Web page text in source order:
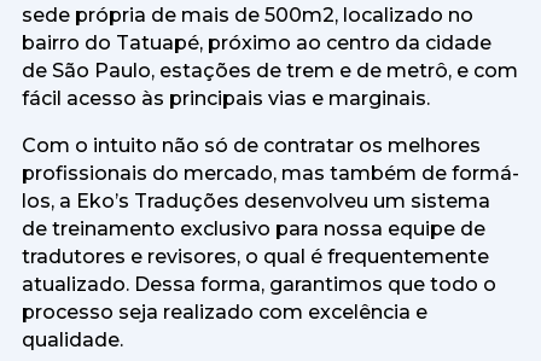
sede própria de mais de 500m2, localizado no
bairro do Tatuapé, próximo ao centro da cidade
de São Paulo, estações de trem e de metrô, e com
fácil acesso às principais vias e marginais.
Com o intuito não só de contratar os melhores
profissionais do mercado, mas também de formá-
los, a Eko’s Traduções desenvolveu um sistema
de treinamento exclusivo para nossa equipe de
tradutores e revisores, o qual é frequentemente
atualizado. Dessa forma, garantimos que todo o
processo seja realizado com excelência e
qualidade.